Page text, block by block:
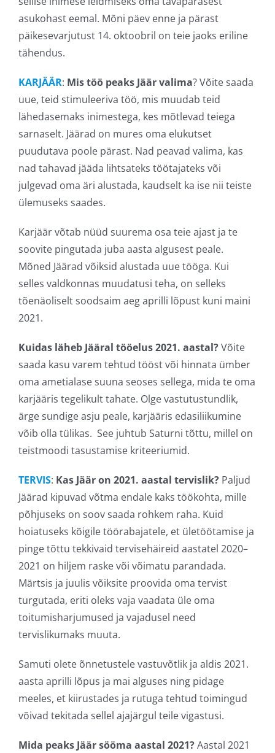
asukohast eemal. Mõni päev enne ja pärast
päikesevarjutust 14. oktoobril on teie jaoks eriline
tähendus.
KARJÄÄR: Mis töö peaks Jäär valima? Võite saada
uue, teid stimuleeriva töö, mis muudab teid
lähedasemaks inimestega, kes mõtlevad teiega
sarnaselt. Jäärad on mures oma elukutset
puudutava poole pärast. Nad peavad valima, kas
nad tahavad jääda lihtsateks töötajateks või
julgevad oma äri alustada, kaudselt ka ise nii teiste
ülemuseks saades.
Karjäär võtab nüüd suurema osa teie ajast ja te
soovite pingutada juba aasta algusest peale.
Mõned Jäärad võiksid alustada uue tööga. Kui
selles valdkonnas muudatusi teha, on selleks
tõenäoliselt soodsaim aeg aprilli lõpust kuni maini
2021.
Kuidas läheb Jääral tööelus 2021. aastal?Võite
saada kasu varem tehtud tööst või hinnata ümber
oma ametialase suuna seoses sellega, mida te oma
karjääris tegelikult tahate. Olge vastutustundlik,
ärge sundige asju peale, karjääris edasiliikumine
võib olla tülikas. See juhtub Saturni tõttu, millel on
teistmoodi tasustamise kriteeriumid.
TERVIS: Kas Jäär on 2021. aastal tervislik? Paljud
Jäärad kipuvad võtma endale kaks töökohta, mille
põhjuseks on soov saada rohkem raha. Kuid
hoiatuseks kõigile töörabajatele, et ületöötamise ja
pinge tõttu tekkivaid tervisehäireid aastatel 2020–
2021 on hiljem raske või võimatu parandada.
Märtsis ja juulis võiksite proovida oma tervist
turgutada, eriti oleks vaja vaadata üle oma
toitumisharjumused ja vajadusel need
tervislikumaks muuta.
Samuti olete õnnetustele vastuvõtlik ja aldis 2021.
aasta aprilli lõpus ja mai alguses ning pidage
meeles, et kiirustades ja rutuga tehtud toimingud
võivad tekitada sellel ajajärgul teile vigastusi.
Mida peaks Jäär sööma aastal 2021?Aastal 2021